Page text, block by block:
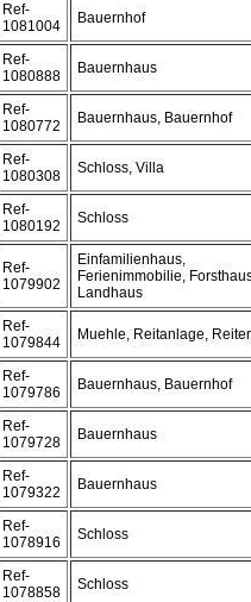
Ref-
1081004
Bauernhof
Ref-
1080888
Bauernhaus
Ref-
1080772
Bauernhaus, Bauernhof
Ref-
1080308
Schloss, Villa
Ref-
1080192
Schloss
Ref-
1079902
Einfamilienhaus,
Ferienimmobilie,
Landhaus
Ref-
1079844
Muehle, Reitanlage,
Ref-
1079786
Bauernhaus, Bauernhof
Ref-
1079728
Bauernhaus
Ref-
1079322
Bauernhaus
Ref-
1078916
Schloss
Ref-
1078858
Schloss